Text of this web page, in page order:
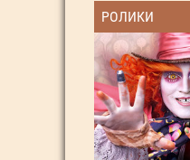
РОЛИКИ